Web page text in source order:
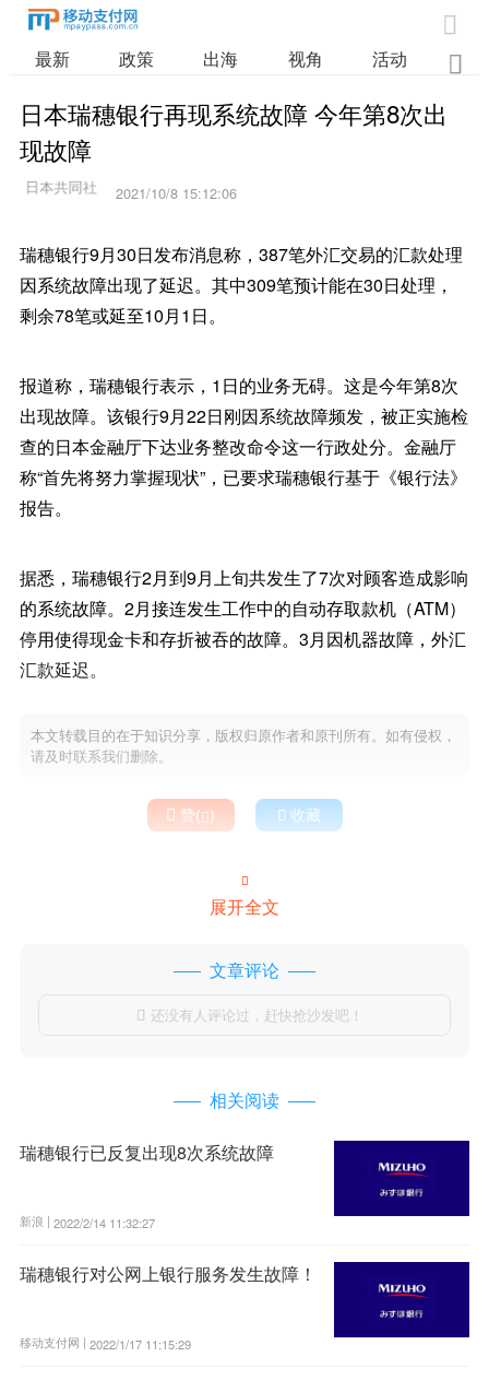

最新 政策 出海 视角 活动 业

日本瑞穗银行再现系统故障 今年第8次出
现故障
2021/10/8 15:12:06
瑞穗银行9月30日发布消息称，387笔外汇交易的汇款处理
因系统故障出现了延迟。其中309笔预计能在30日处理，
剩余78笔或延至10月1日。
报道称，瑞穗银行表示，1日的业务无碍。这是今年第8次
出现故障。该银行9月22日刚因系统故障频发，被正实施检
查的日本金融厅下达业务整改命令这一行政处分。金融厅
称“首先将努力掌握现状”，已要求瑞穗银行基于《银行法》
报告。
据悉，瑞穗银行2月到9月上旬共发生了7次对顾客造成影响
的系统故障。2月接连发生工作中的自动存取款机（ATM）
停用使得现金卡和存折被吞的故障。3月因机器故障，外汇
汇款延迟。
本文转载目的在于知识分享，版权归原作者和原刊所有。如有侵权，
请及时联系我们删除。
 赞()  收藏

展开全文
文章评论
 还没有人评论过，赶快抢沙发吧！
相关阅读
瑞穗银行已反复出现8次系统故障
新浪 | 2022/2/14 11:32:27
瑞穗银行对公网上银行服务发生故障！
移动支付网 | 2022/1/17 11:15:29